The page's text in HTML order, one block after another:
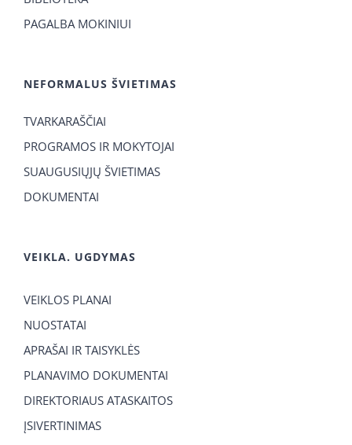
PAGALBA MOKINIUI
NEFORMALUS ŠVIETIMAS
TVARKARAŠČIAI
PROGRAMOS IR MOKYTOJAI
SUAUGUSIŲJŲ ŠVIETIMAS
DOKUMENTAI
VEIKLA. UGDYMAS
VEIKLOS PLANAI
NUOSTATAI
APRAŠAI IR TAISYKLĖS
PLANAVIMO DOKUMENTAI
DIREKTORIAUS ATASKAITOS
ĮSIVERTINIMAS